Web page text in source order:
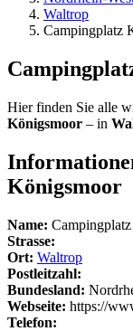
Waltrop
Campingplatz
Hier finden Sie alle
Königsmoor – in
Königsmoor
Name:
Strasse:
Ort: Waltrop
Postleitzahl:
Bundesland:
Webseite: https://
Telefon: